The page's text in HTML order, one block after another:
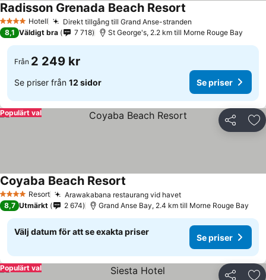
4 StjärnorHotell Direkt tillgång till Grand Anse-stranden
Radisson Grenada Beach Resort
8,1 Väldigt bra 7 718 St George's, 2.2 km till Morne Rouge Bay
Från 2 249 kr
Se priser från 12 sidor Se priser
Dela
Populärt val
4 StjärnorResort Arawakabana restaurang vid havet
Coyaba Beach Resort
8,7 Utmärkt 2 674 Grand Anse Bay, 2.4 km till Morne Rouge Bay
Välj datum för att se exakta priser
Se priser
Populärt val